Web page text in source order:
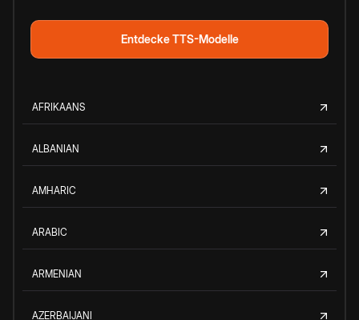
Entdecke TTS-Modelle
AFRIKAANS
ALBANIAN
AMHARIC
ARABIC
ARMENIAN
AZERBAIJANI